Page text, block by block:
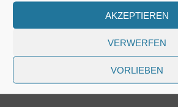
AKZEPTIEREN
VERWERFEN
VORLIEBEN
Deswegen sollte auch hier auf die
geachtet werden. Es hilft nicht viel,
WEITERLESEN →